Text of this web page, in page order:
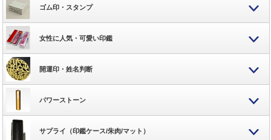
ゴム印・スタンプ
女性に人気・可愛い印鑑
開運印・姓名判断
パワーストーン
サプライ（印鑑ケース/朱肉/マット）